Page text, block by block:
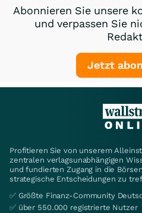
Abonnieren Sie unsere
und verpassen Sie
Jetzt
Profitieren Sie von unserem
zentralen verlagsunabhängigen
und fundierten Zugang in die
strategische Entscheidungen zu
✅ Größte Finanz-Community
✅ über 550.000 registrierte Nutzer